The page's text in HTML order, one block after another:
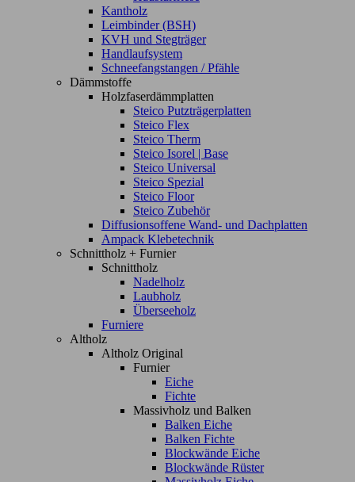
Kantholz
Leimbinder (BSH)
KVH und Stegträger
Handlaufsystem
Schneefangstangen / Pfähle
Dämmstoffe
Holzfaserdämmplatten
Steico Putzträgerplatten
Steico Flex
Steico Therm
Steico Isorel | Base
Steico Universal
Steico Spezial
Steico Floor
Steico Zubehör
Diffusionsoffene Wand- und Dachplatten
Ampack Klebetechnik
Schnittholz + Furnier
Schnittholz
Nadelholz
Laubholz
Überseeholz
Furniere
Altholz
Altholz Original
Furnier
Eiche
Fichte
Massivholz und Balken
Balken Eiche
Balken Fichte
Blockwände Eiche
Blockwände Rüster